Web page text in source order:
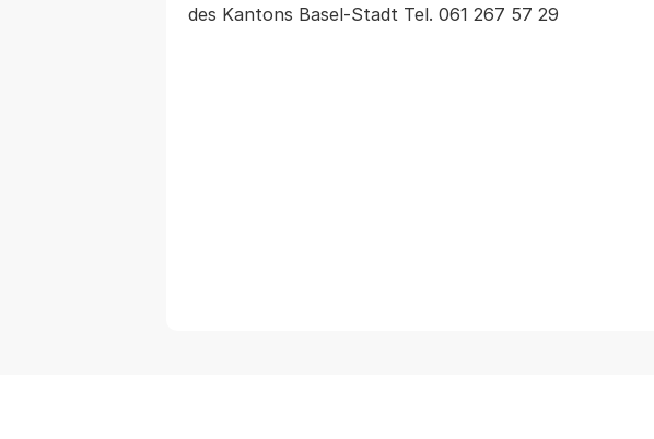
des Kantons Basel-Stadt Tel. 061 267 57 29